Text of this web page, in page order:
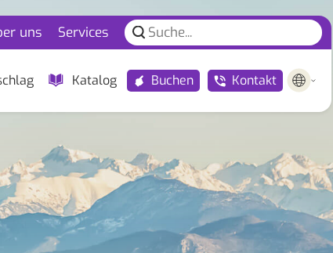
uns Services
Katalog Buchen Kontakt